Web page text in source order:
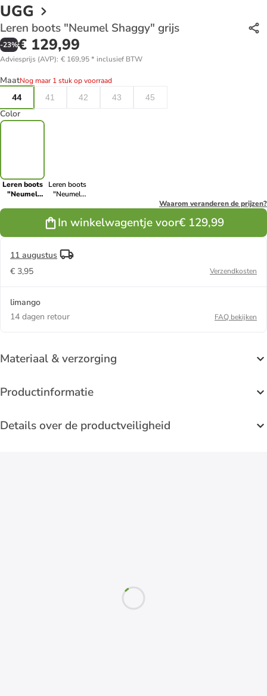
UGG
Leren boots "Neumel Shaggy" grijs
-23%€ 129,99
Adviesprijs (AVP): € 169,95* inclusief BTW
MaatNog maar 1 stuk op voorraad
44
41 42 43 45
Color
Leren boots
"Neumel
Leren boots
"Neumel
Waarom veranderen de prijzen?
In winkelwagentje voor€ 129,99
11 augustus
€ 3,95
Verzendkosten
limango
14 dagen retour
FAQ bekijken
Materiaal & verzorging
Productinformatie
Details over de productveiligheid